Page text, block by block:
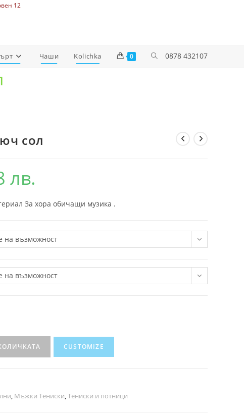
12
0878 432107
Чаши Kolichka 0
сол
лв.
За хора обичащи музика .
на възможност
на възможност
CUSTOMIZE
, Мъжки Тениски,Тениски и потници